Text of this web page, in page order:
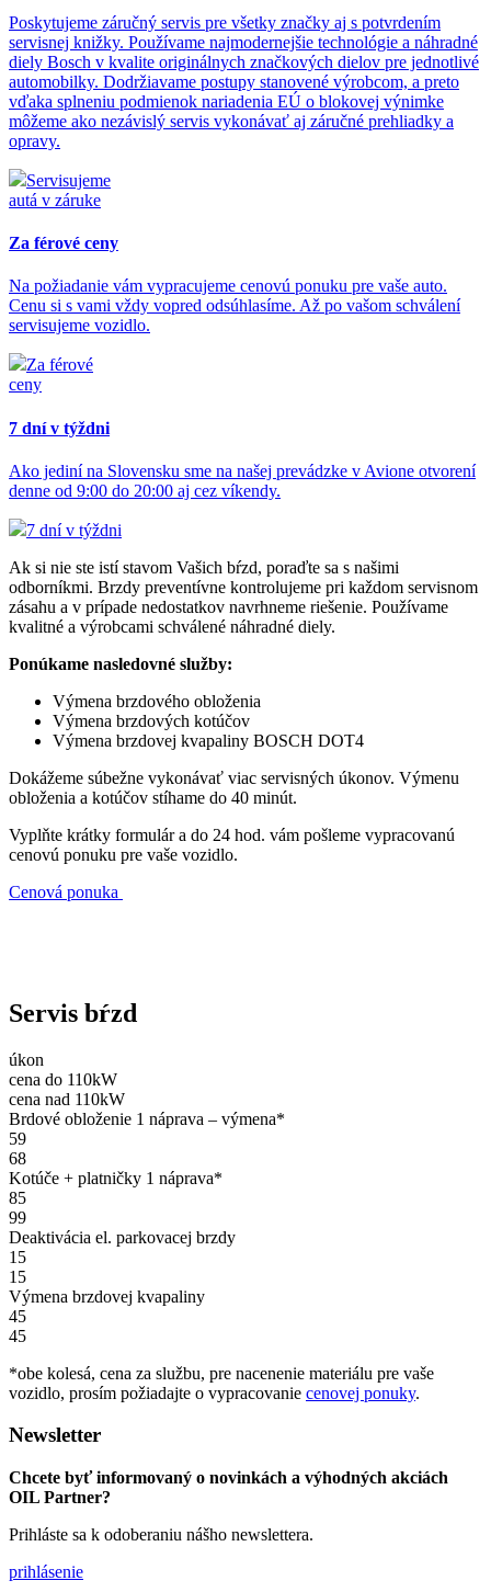
Poskytujeme záručný servis pre všetky značky aj s potvrdením
servisnej knižky. Používame najmodernejšie technológie a náhradné
diely Bosch v kvalite originálnych značkových dielov pre jednotlivé
automobilky. Dodržiavame postupy stanovené výrobcom, a preto
vďaka splneniu podmienok nariadenia EÚ o blokovej výnimke
môžeme ako nezávislý servis vykonávať aj záručné prehliadky a
opravy.
Servisujeme
autá v záruke
Za férové ceny
Na požiadanie vám vypracujeme cenovú ponuku pre vaše auto.
Cenu si s vami vždy vopred odsúhlasíme. Až po vašom schválení
servisujeme vozidlo.
Za férové
ceny
7 dní v týždni
Ako jediní na Slovensku sme na našej prevádzke v Avione otvorení
denne od 9:00 do 20:00 aj cez víkendy.
7 dní v týždni
Ak si nie ste istí stavom Vašich bŕzd, poraďte sa s našimi
odborníkmi. Brzdy preventívne kontrolujeme pri každom servisnom
zásahu a v prípade nedostatkov navrhneme riešenie. Používame
kvalitné a výrobcami schválené náhradné diely.
Ponúkame nasledovné služby:
Výmena brzdového obloženia
Výmena brzdových kotúčov
Výmena brzdovej kvapaliny BOSCH DOT4
Dokážeme súbežne vykonávať viac servisných úkonov. Výmenu
obloženia a kotúčov stíhame do 40 minút.
Vyplňte krátky formulár a do 24 hod. vám pošleme vypracovanú
cenovú ponuku pre vaše vozidlo.
Cenová ponuka
Servis bŕzd
úkon
cena do 110kW
cena nad 110kW
Brdové obloženie 1 náprava – výmena*
59
68
Kotúče + platničky 1 náprava*
85
99
Deaktivácia el. parkovacej brzdy
15
15
Výmena brzdovej kvapaliny
45
45
*obe kolesá, cena za službu, pre nacenenie materiálu pre vaše
vozidlo, prosím požiadajte o vypracovanie cenovej ponuky.
Newsletter
Chcete byť informovaný o novinkách a výhodných akciách
OIL Partner?
Prihláste sa k odoberaniu nášho newslettera.
prihlásenie